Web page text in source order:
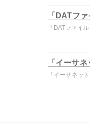
「DATフ
「DATファイ
「イーサ
「イーサネッ